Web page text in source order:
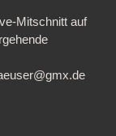
Mitschnitt auf